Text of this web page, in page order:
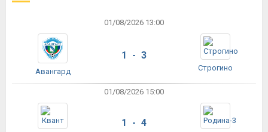
01/08/2026 13:00
Авангард
1 - 3
Строгино
01/08/2026 15:00
1 - 4